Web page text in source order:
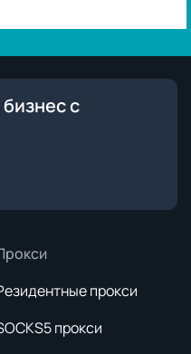
с
прокси
прокси